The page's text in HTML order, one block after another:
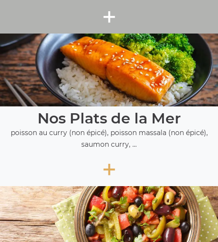
+
Nos Plats de la Mer
poisson au curry (non épicé), poisson massala (non épicé),
saumon curry, ...
+